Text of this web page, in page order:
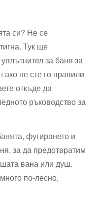
си? Не се
Тук ще
за баня за
не сте го правили
откъде да
ръководство за
фугирането и
за да предотвратим
вана или душ.
по-лесно,